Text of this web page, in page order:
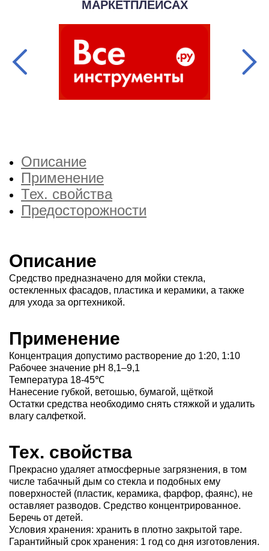
МАРКЕТПЛЕЙСАХ
Описание
Применение
Тех. свойства
Предосторожности
Описание
Средство предназначено для мойки стекла,
остекленных фасадов, пластика и керамики, а также
для ухода за оргтехникой.
Применение
Концентрация допустимо растворение до 1:20, 1:10
Рабочее значение рН 8,1–9,1
Температура 18-45℃
Нанесение губкой, ветошью, бумагой, щёткой
Остатки средства необходимо снять стяжкой и удалить
влагу салфеткой.
Тех. свойства
Прекрасно удаляет атмосферные загрязнения, в том
числе табачный дым со стекла и подобных ему
поверхностей (пластик, керамика, фарфор, фаянс), не
оставляет разводов. Средство концентрированное.
Беречь от детей.
Условия хранения: хранить в плотно закрытой таре.
Гарантийный срок хранения: 1 год со дня изготовления.